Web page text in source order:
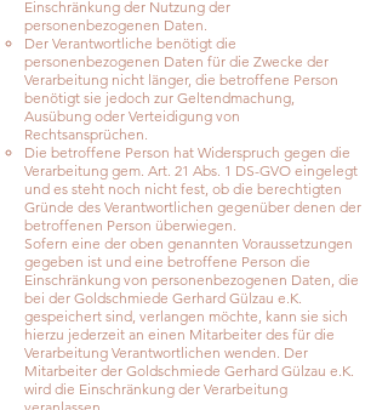
Einschränkung der Nutzung der
personenbezogenen Daten.
Der Verantwortliche benötigt die
personenbezogenen Daten für die Zwecke der
Verarbeitung nicht länger, die betroffene Person
benötigt sie jedoch zur Geltendmachung,
Ausübung oder Verteidigung von
Rechtsansprüchen.
Die betroffene Person hat Widerspruch gegen die
Verarbeitung gem. Art. 21 Abs. 1 DS-GVO eingelegt
und es steht noch nicht fest, ob die berechtigten
Gründe des Verantwortlichen gegenüber denen der
betroffenen Person überwiegen.
Sofern eine der oben genannten Voraussetzungen
gegeben ist und eine betroffene Person die
Einschränkung von personenbezogenen Daten, die
bei der Goldschmiede Gerhard Gülzau e.K.
gespeichert sind, verlangen möchte, kann sie sich
hierzu jederzeit an einen Mitarbeiter des für die
Verarbeitung Verantwortlichen wenden. Der
Mitarbeiter der Goldschmiede Gerhard Gülzau e.K.
wird die Einschränkung der Verarbeitung